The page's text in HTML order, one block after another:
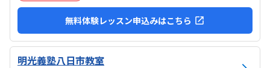
無料体験レッスン申込みはこちら
明光義塾八日市教室